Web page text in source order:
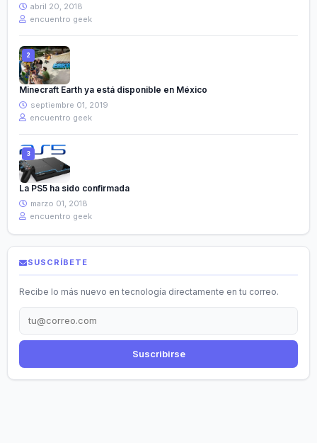
abril 20, 2018
encuentro geek
Minecraft Earth ya está disponible en México
septiembre 01, 2019
encuentro geek
La PS5 ha sido confirmada
marzo 01, 2018
encuentro geek
SUSCRÍBETE
Recibe lo más nuevo en tecnología directamente en tu correo.
Suscribirse